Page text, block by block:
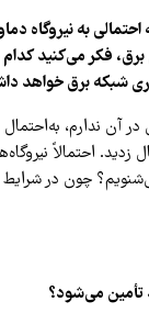
به نیروگاه
فکر می‌کنید
شبکه برق خواهد
ندارم، به‌احتمال
زدید. احتمالاً
چون در
تأمین می‌شود؟